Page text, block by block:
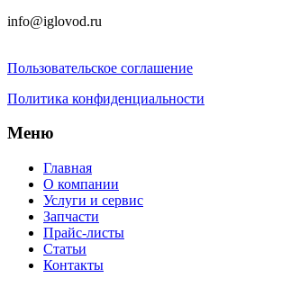
info@iglovod.ru
Пользовательское соглашение
Политика конфиденциальности
Меню
Главная
О компании
Услуги и сервис
Запчасти
Прайс-листы
Статьи
Контакты